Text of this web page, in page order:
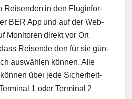
Reisenden in den Flug­in­for­
BER App und auf der Web­
Mon­i­toren direkt vor Ort
Reisende den für sie gün­
auswählen kön­nen. Alle
über jede Sicher­heit­
1 oder Ter­mi­nal 2